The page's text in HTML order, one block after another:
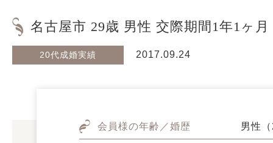
名古屋市 29歳 男性 交際期間1年1ヶ月
20代成婚実績 2017.09.24
会員様の年齢／婚歴 男性